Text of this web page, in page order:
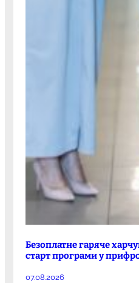
Безоплатне гаряче
старт програми у
07.08.2026